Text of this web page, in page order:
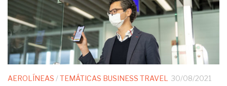
AEROLÍNEAS /TEMÁTICAS BUSINESS TRAVEL 30/08/2021